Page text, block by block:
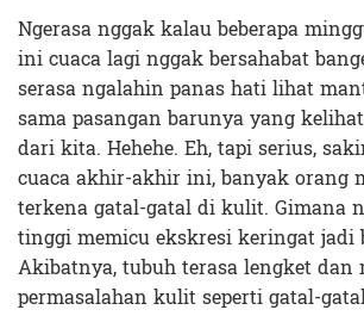
Ngerasa nggak kalau beberapa
ini cuaca lagi nggak bersahabat
serasa ngalahin panas hati lihat
sama pasangan barunya yang
dari kita. Hehehe. Eh, tapi serius,
cuaca akhir-akhir ini, banyak orang
terkena gatal-gatal di kulit. Gimana
tinggi memicu ekskresi keringat jadi
Akibatnya, tubuh terasa lengket dan
permasalahan kulit seperti gatal-